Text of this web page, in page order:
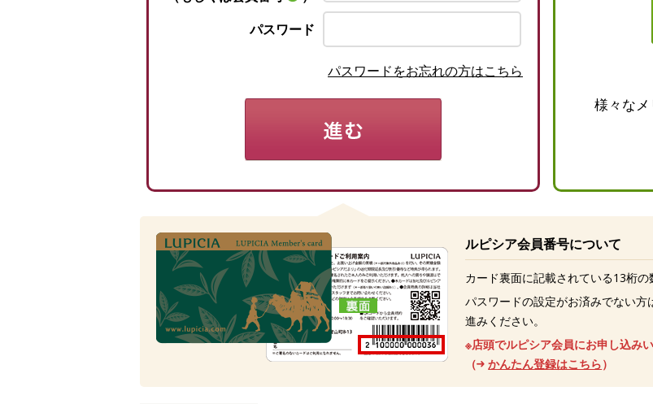
パスワード
パスワードをお忘れの方はこちら
様々なメ
ルピシア会員番号について
カード裏面に記載されている13桁の
パスワードの設定がお済みでない方
進みください。
※店頭でルピシア会員にお申し込み
（
かんたん登録はこちら）